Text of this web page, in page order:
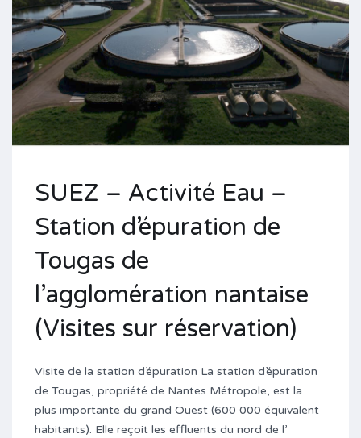
SUEZ – Activité Eau –
Station d’épuration de
Tougas de
l’agglomération nantaise
(Visites sur réservation)
Visite de la station d’épuration La station d’épuration
de Tougas, propriété de Nantes Métropole, est la
plus importante du grand Ouest (600 000 équivalent
habitants). Elle reçoit les effluents du nord de l’